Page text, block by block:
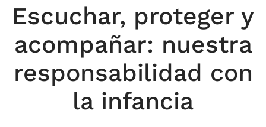
Escuchar, proteger y
acompañar: nuestra
responsabilidad con
la infancia